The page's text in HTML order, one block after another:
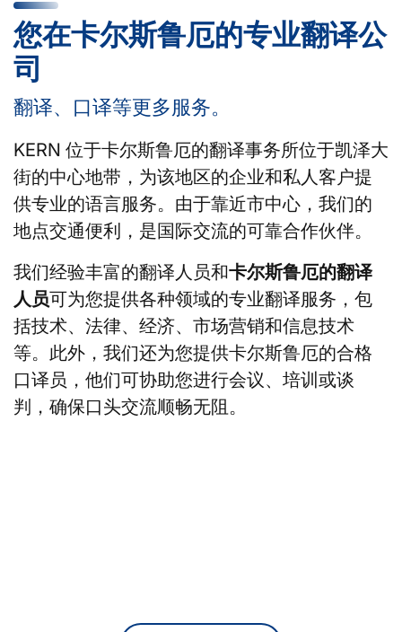
您在卡尔斯鲁厄的专业翻译公
司
翻译、口译等更多服务。
KERN 位于卡尔斯鲁厄的翻译事务所位于凯泽大
街的中心地带，为该地区的企业和私人客户提
供专业的语言服务。由于靠近市中心，我们的
地点交通便利，是国际交流的可靠合作伙伴。
我们经验丰富的翻译人员和卡尔斯鲁厄的翻译
人员可为您提供各种领域的专业翻译服务，包
括技术、法律、经济、市场营销和信息技术
等。此外，我们还为您提供卡尔斯鲁厄的合格
口译员，他们可协助您进行会议、培训或谈
判，确保口头交流顺畅无阻。